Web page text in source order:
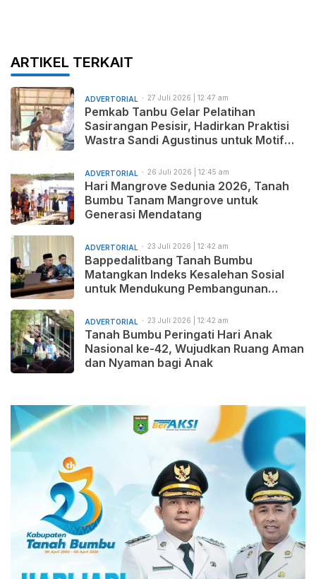
ARTIKEL TERKAIT
ADVERTORIAL 27 Juli 2026 | 12:47 am
Pemkab Tanbu Gelar Pelatihan
Sasirangan Pesisir, Hadirkan Praktisi
Wastra Sandi Agustinus untuk Motif
ADVERTORIAL 26 Juli 2026 | 12:45 am
Hari Mangrove Sedunia 2026, Tanah
Bumbu Tanam Mangrove untuk
Generasi Mendatang
ADVERTORIAL 23 Juli 2026 | 12:42 am
Bappedalitbang Tanah Bumbu
Matangkan Indeks Kesalehan Sosial
untuk Mendukung Pembangunan
Beradab
ADVERTORIAL 23 Juli 2026 | 12:42 am
Tanah Bumbu Peringati Hari Anak
Nasional ke-42, Wujudkan Ruang Aman
dan Nyaman bagi Anak